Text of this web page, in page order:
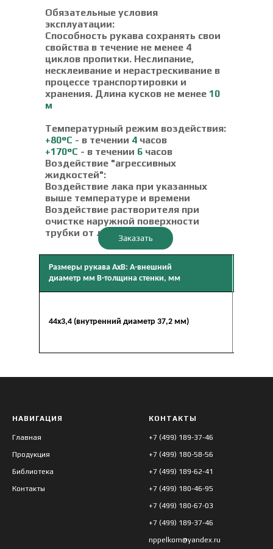
Обязательные условия
эксплуатации:
Способность рукава сохранять свои
свойства в течение не менее 4
циклов пропитки. Неслипание,
несклеивание и нерастрескивание в
процессе транспортировки и
хранения. Длина кусков не менее 10
м
Температурный режим воздействия:
+80°C - в течении 4 часов
+170°C - в течении 6 часов
Воздействие "агрессивных
жидкостей":
Воздействие лака при указанных
выше температуре и времени
Воздействие растворителя при
очистке наружной поверхности
трубки от лака Заказать
Размеры рукава АхВ: А-внешний
диаметр мм В-толщина стенки, мм
44х3,4 (внутренний диаметр 37,2 мм)
НАВИГАЦИЯ
Главная
Продукция
Библиотека
Контакты
КОНТАКТЫ
+7 (499) 189-37-46
+7 (499) 180-58-56
+7 (499) 189-62-41
+7 (499) 180-46-95
+7 (499) 180-67-03
+7 (499) 189-37-46
nppelkom@yandex.ru